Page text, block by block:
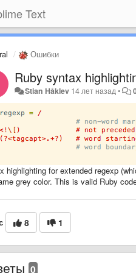
Text
Ошибки
Ruby syntax
Stian Håklev 14 лет назад •
highlighting for extended regexp
grey color. This is valid Ruby
8 1
0